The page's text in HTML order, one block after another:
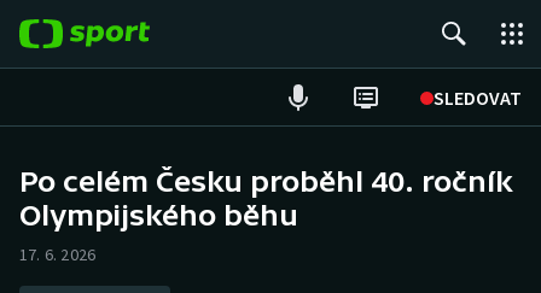
SLEDOVAT
Hokej
Po celém Česku proběhl 40. ročník
Olympijského běhu
17. 6. 2026